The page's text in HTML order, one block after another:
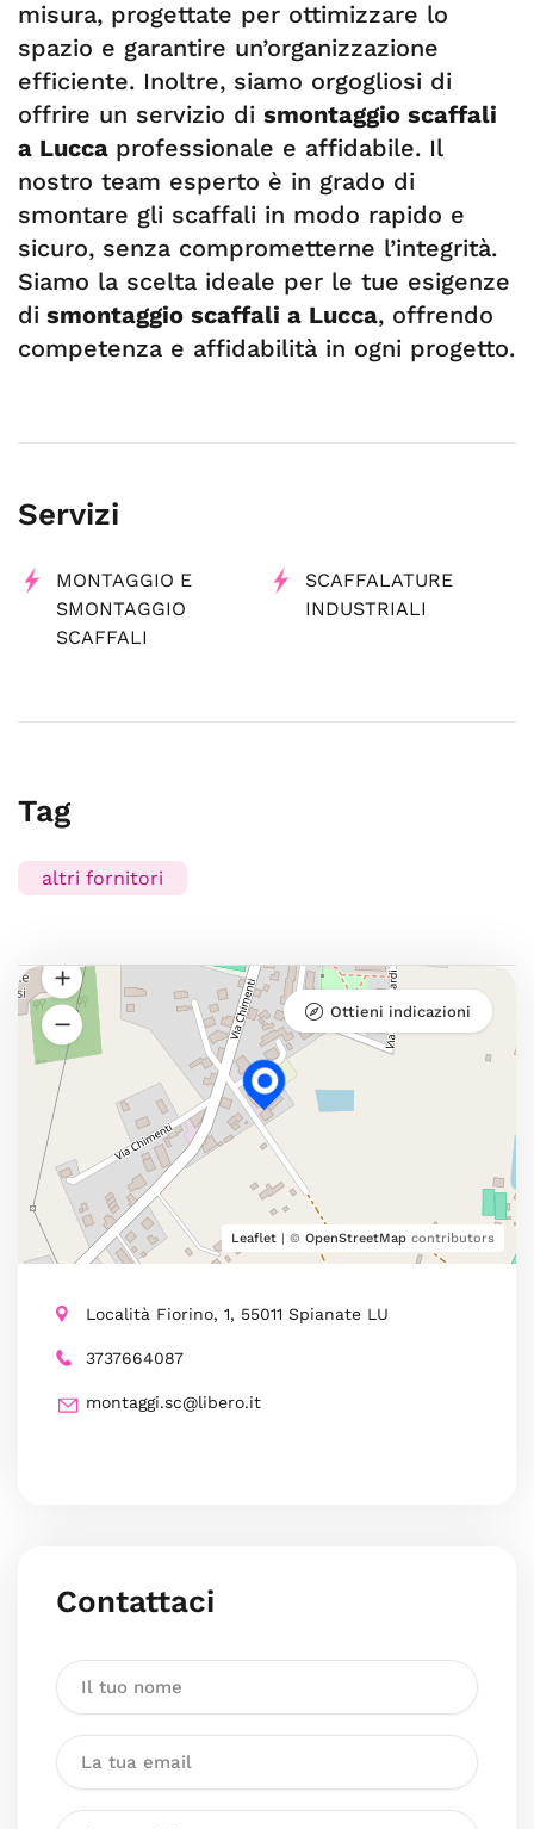
misura, progettate per ottimizzare lo
spazio e garantire un’organizzazione
efficiente. Inoltre, siamo orgogliosi di
offrire un servizio di smontaggio scaffali
a Lucca professionale e affidabile. Il
nostro team esperto è in grado di
smontare gli scaffali in modo rapido e
sicuro, senza comprometterne l’integrità.
Siamo la scelta ideale per le tue esigenze
di smontaggio scaffali a Lucca, offrendo
competenza e affidabilità in ogni progetto.
Servizi
MONTAGGIO E
SMONTAGGIO
SCAFFALI
SCAFFALATURE
INDUSTRIALI
Tag
altri fornitori
Leaflet | © OpenStreetMap contributors
Ottieni indicazioni
Località Fiorino, 1, 55011 Spianate LU
3737664087
montaggi.sc@libero.it
Contattaci